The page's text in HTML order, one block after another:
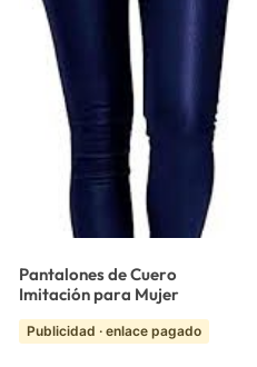
Pantalones de Cuero
Imitación para Mujer
Publicidad · enlace pagado